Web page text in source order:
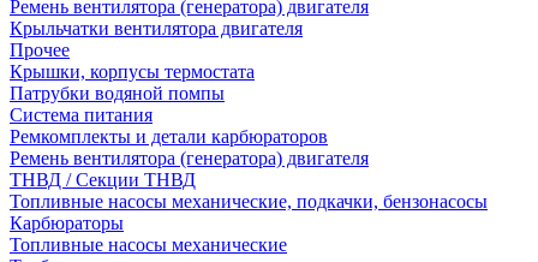
Ремень вентилятора (генератора) двигателя
Крыльчатки вентилятора двигателя
Прочее
Крышки, корпусы термостата
Патрубки водяной помпы
Система питания
Ремкомплекты и детали карбюраторов
Ремень вентилятора (генератора) двигателя
ТНВД / Секции ТНВД
Топливные насосы механические, подкачки, бензонасосы
Карбюраторы
Топливные насосы механические